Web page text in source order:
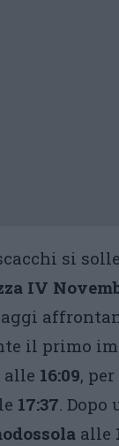
si
IV
il primo
alle 16:09,
17:37. Dopo
alle